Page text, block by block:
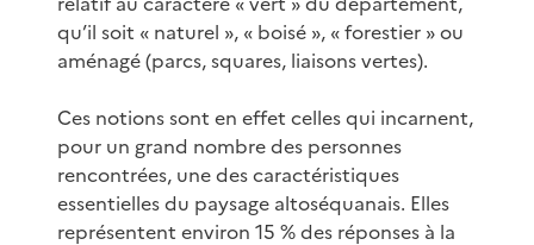
qu’il soit « naturel », « boisé », « forestier » ou
aménagé (parcs, squares, liaisons vertes).
Ces notions sont en effet celles qui incarnent,
pour un grand nombre des personnes
rencontrées, une des caractéristiques
essentielles du paysage altoséquanais. Elles
représentent environ 15 % des réponses à la